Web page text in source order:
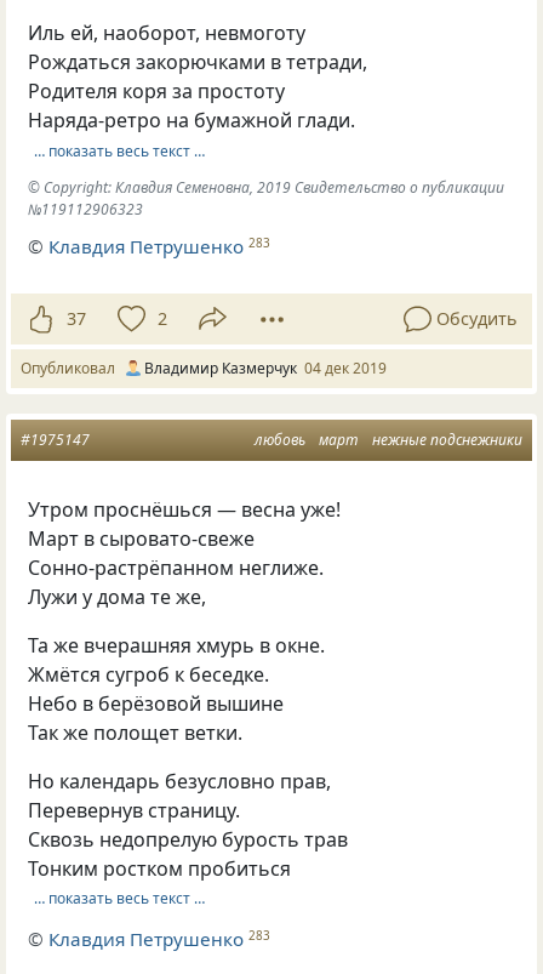
Иль ей, наоборот, невмоготу
Рождаться закорючками в тетради,
Родителя коря за простоту
Наряда-ретро на бумажной глади.
… показать весь текст …
© Copyright: Клавдия Семеновна, 2019 Свидетельство о публикации
№119112906323
© Клавдия Петрушенко 283
37 2 Обсудить
Опубликовал Владимир Казмерчук 04 дек 2019
любовь март нежные подснежники
#1975147
Утром проснёшься — весна уже!
Март в сыровато-свеже
Сонно-растрёпанном неглиже.
Лужи у дома те же,
Та же вчерашняя хмурь в окне.
Жмётся сугроб к беседке.
Небо в берёзовой вышине
Так же полощет ветки.
Но календарь безусловно прав,
Перевернув страницу.
Сквозь недопрелую бурость трав
Тонким ростком пробиться
… показать весь текст …
© Клавдия Петрушенко 283